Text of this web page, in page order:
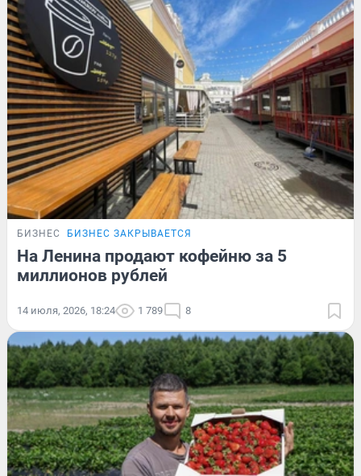
БИЗНЕС БИЗНЕС ЗАКРЫВАЕТСЯ
На Ленина продают кофейню за 5
миллионов рублей
14 июля, 2026, 18:24 1 789 8